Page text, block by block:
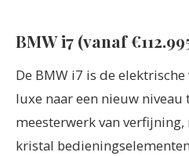
BMW i7 (vanaf
De BMW i7 is de
luxe naar een nieuw
meesterwerk van
kristal